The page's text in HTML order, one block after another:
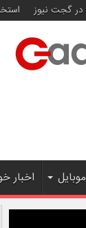
در گجت نیوز
اخبار